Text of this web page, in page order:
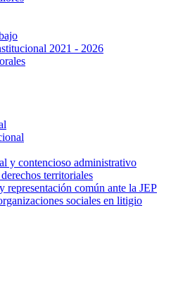
2021 - 2026
y contencioso administrativo
territoriales
representación común ante la JEP
sociales en litigio